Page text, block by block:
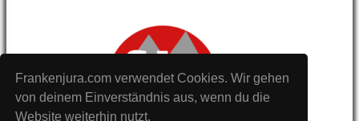
Frankenjura.com verwendet Cookies. Wir gehen
von deinem Einverständnis aus, wenn du die
Website weiterhin nutzt.